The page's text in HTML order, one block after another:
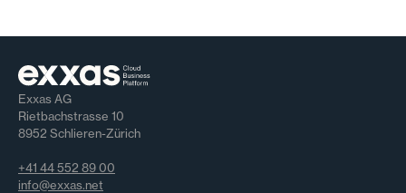
Exxas AG
Rietbachstrasse 10
8952 Schlieren-Zürich
+41 44 552 89 00
info@exxas.net